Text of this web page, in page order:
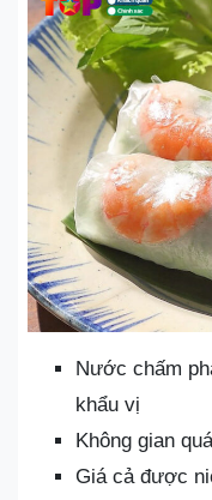
Nước chấm
khẩu vị
Không gian
Giá cả được